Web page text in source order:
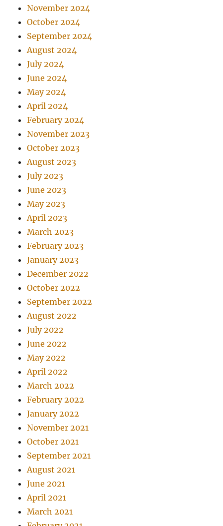
November 2024
October 2024
September 2024
August 2024
July 2024
June 2024
May 2024
April 2024
February 2024
November 2023
October 2023
August 2023
July 2023
June 2023
May 2023
April 2023
March 2023
February 2023
January 2023
December 2022
October 2022
September 2022
August 2022
July 2022
June 2022
May 2022
April 2022
March 2022
February 2022
January 2022
November 2021
October 2021
September 2021
August 2021
June 2021
April 2021
March 2021